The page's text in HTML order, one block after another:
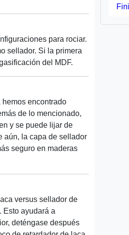
para rociar.
sellador. Si la primera
del MDF.
encontrado
de lo mencionado,
y se puede lijar de
aún, la capa de sellador
seguro en maderas
versus sellador de
Esto ayudará a
deténgase después